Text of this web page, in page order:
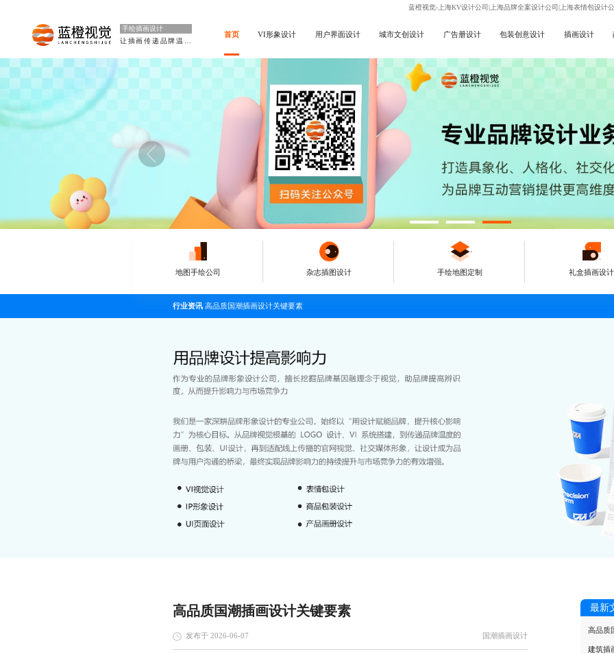
蓝橙视觉-上海KV设计公司|上海品牌全案设计公司|上海表情包设计
手绘插画设计
首页 VI形象设计 用户界面设计 城市文创设计 广告册设计 包装创意设计 插画设计
地图手绘公司 杂志插图设计 手绘地图定制 礼盒插画设计
行业资讯 高品质国潮插画设计关键要素
高品质国潮插画设计关键要素
发布于 2026-06-07 国潮插画设计
最新
高品质
建筑插